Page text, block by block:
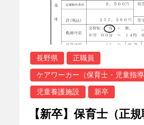
長野県 正職員
ケアワーカー（保育士・児童指導
児童養護施設 新卒
【新卒】保育士（正